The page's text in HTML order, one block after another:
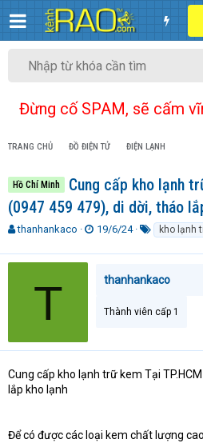
Đừng cố SPAM, sẽ cấm
TRANG CHỦ ĐỒ ĐIỆN TỬ ĐIỆN LẠNH
Hồ Chí Minh
Cung cấp kho lạnh
(0947 459 479), di dời, tháo
T
r
a
t
e
thanhankaco
N
à
19/6/24
k
ó
kho lạnh
T thanhankaco
Thành viên cấp 1
Cung cấp kho lạnh trữ kem Tại
lắp kho lạnh
Để có được các loại kem chất lượng